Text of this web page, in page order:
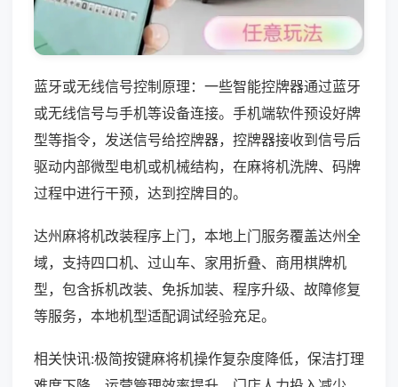
蓝牙或无线信号控制原理：一些智能控牌器通过蓝牙
或无线信号与手机等设备连接。手机端软件预设好牌
型等指令，发送信号给控牌器，控牌器接收到信号后
驱动内部微型电机或机械结构，在麻将机洗牌、码牌
过程中进行干预，达到控牌目的。
达州麻将机改装程序上门，本地上门服务覆盖达州全
域，支持四口机、过山车、家用折叠、商用棋牌机
型，包含拆机改装、免拆加装、程序升级、故障修复
等服务，本地机型适配调试经验充足。
相关快讯:极简按键麻将机操作复杂度降低，保洁打理